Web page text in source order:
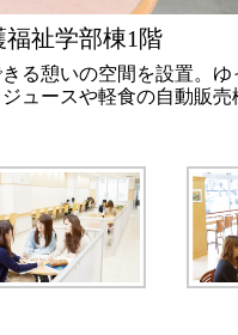
福祉学部棟1階
る憩いの空間を設置。ゆ
ュースや軽食の自動販売